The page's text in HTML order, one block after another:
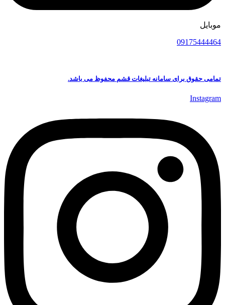
موبایل
09175444464
تمامی حقوق برای سامانه تبلیغات قشم محفوظ می باشد.
Instagram